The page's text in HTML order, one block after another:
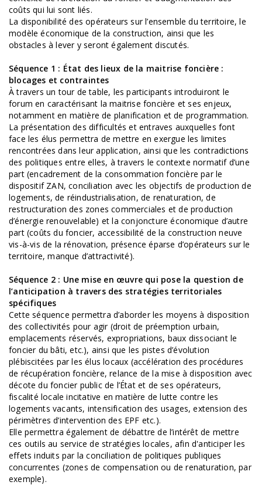
coûts qui lui sont liés.
La disponibilité des opérateurs sur l’ensemble du territoire, le
modèle économique de la construction, ainsi que les
obstacles à lever y seront également discutés.
Séquence 1 : État des lieux de la maitrise foncière :
blocages et contraintes
À travers un tour de table, les participants introduiront le
forum en caractérisant la maitrise foncière et ses enjeux,
notamment en matière de planification et de programmation.
La présentation des difficultés et entraves auxquelles font
face les élus permettra de mettre en exergue les limites
rencontrées dans leur application, ainsi que les contradictions
des politiques entre elles, à travers le contexte normatif d’une
part (encadrement de la consommation foncière par le
dispositif ZAN, conciliation avec les objectifs de production de
logements, de réindustrialisation, de renaturation, de
restructuration des zones commerciales et de production
d’énergie renouvelable) et la conjoncture économique d’autre
part (coûts du foncier, accessibilité de la construction neuve
vis-à-vis de la rénovation, présence éparse d’opérateurs sur le
territoire, manque d’attractivité).
Séquence 2 : Une mise en œuvre qui pose la question de
l’anticipation à travers des stratégies territoriales
spécifiques
Cette séquence permettra d’aborder les moyens à disposition
des collectivités pour agir (droit de préemption urbain,
emplacements réservés, expropriations, baux dissociant le
foncier du bâti, etc.), ainsi que les pistes d’évolution
plébiscitées par les élus locaux (accélération des procédures
de récupération foncière, relance de la mise à disposition avec
décote du foncier public de l’État et de ses opérateurs,
fiscalité locale incitative en matière de lutte contre les
logements vacants, intensification des usages, extension des
périmètres d’intervention des EPF etc.).
Elle permettra également de débattre de l’intérêt de mettre
ces outils au service de stratégies locales, afin d'anticiper les
effets induits par la conciliation de politiques publiques
concurrentes (zones de compensation ou de renaturation, par
exemple).